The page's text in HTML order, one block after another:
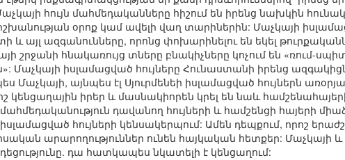
հույն մահմեդականները հիշում են իրենց նախկին
օրոք կամ ավելի վաղ տարիներին: Մաչկայի
այլ ազգանունները, որոնց փոխարինելու են եկել
շրջանի հնակառույց տները բնակիչները կոչում են «ռում-
Մաչկայի իսլամացված հույները Հունաստանի իրենց
Մաչկայի, այնպես էլ Սյուրմենեի իսլամացված հույներն
կենցաղային իրեր և մասնակիորեն կրել են նաև
մահմեդականություն դավանող հույների և համշենցի հայերի
հույների կենսակերպում: Ամեն դեպքում, որոշ
արարողություններ ունեն հայկական հետքեր: Մաչկայի և
դա հատկապես նկատելի է կենցաղում: